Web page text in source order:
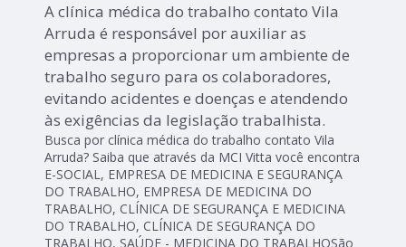
A clínica médica do trabalho contato Vila
Arruda é responsável por auxiliar as
empresas a proporcionar um ambiente de
trabalho seguro para os colaboradores,
evitando acidentes e doenças e atendendo
às exigências da legislação trabalhista.
Busca por clínica médica do trabalho contato Vila
Arruda? Saiba que através da MCI Vitta você encontra
E-SOCIAL, EMPRESA DE MEDICINA E SEGURANÇA
DO TRABALHO, EMPRESA DE MEDICINA DO
TRABALHO, CLÍNICA DE SEGURANÇA E MEDICINA
DO TRABALHO, CLÍNICA DE SEGURANÇA DO
TRABALHO, SAÚDE - MEDICINA DO TRABALHOSão